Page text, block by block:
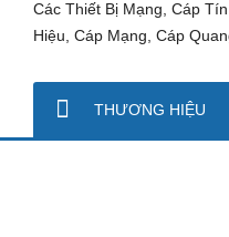
THƯƠNG HIỆU